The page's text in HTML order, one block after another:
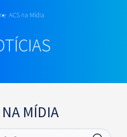
ACS na Mídia
MÍDIA